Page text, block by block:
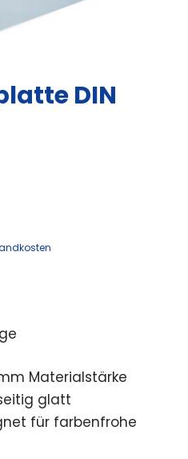
DIN
Materialstärke
glatt
für farbenfrohe